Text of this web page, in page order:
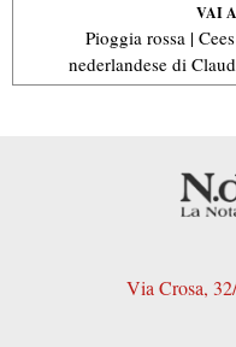
VAI
Pioggia rossa |
nederlandese di
Via Crosa,